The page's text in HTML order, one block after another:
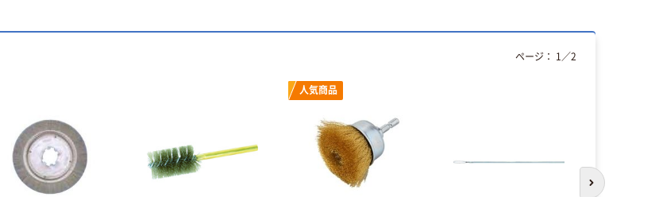
人気商品
ページ： 1 ／2
次のスライド